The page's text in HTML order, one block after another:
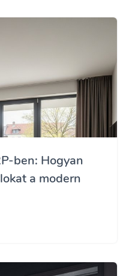
ben: Hogyan
a modern